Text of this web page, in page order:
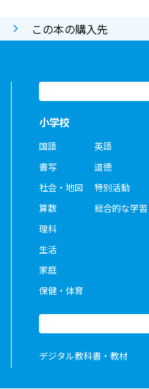
この本の購入先
小学校
国語
書写
社会・地図
算数
理科
生活
家庭
保健・体育
英語
道徳
特別活動
総合的な学習
デジタル教科書・教材